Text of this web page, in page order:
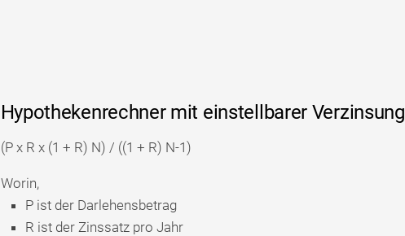
Hypothekenrechner mit einstellbarer Verzinsung
(P x R x (1 + R) N) / ((1 + R) N-1)
Worin,
P ist der Darlehensbetrag
R ist der Zinssatz pro Jahr